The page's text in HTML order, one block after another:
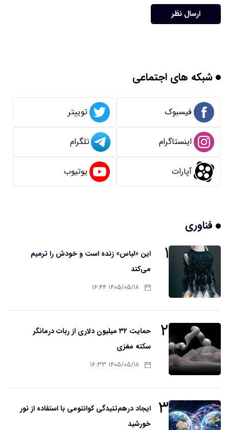
ارسال نظر
شبکه های اجتماعی
فیسبوک توییتر
اینستاگرام تلگرام
آپارات یوتیوب
فناوری
۱
این «لباس» زنده است و خودش را ترمیم
می‌کند
۱۴۰۵/۰۵/۱۸ ۱۶:۴۴
۲
حمایت ۳۲ میلیون دلاری از ربات درمانگر
سکته مغزی
۱۴۰۵/۰۵/۱۸ ۱۶:۳۳
۳
ایجاد درهم‌تنیدگی کوانتومی با استفاده از نور
خورشید